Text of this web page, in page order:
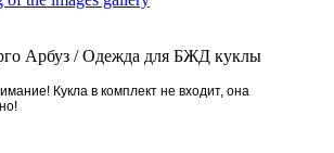
Арбуз /Одежда для БЖД куклы
Кукла в комплект не входит, она